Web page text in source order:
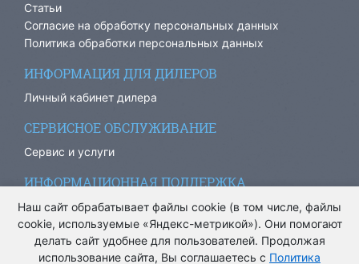
Статьи
Согласие на обработку персональных данных
Политика обработки персональных данных
ИНФОРМАЦИЯ ДЛЯ ДИЛЕРОВ
Личный кабинет дилера
СЕРВИСНОЕ ОБСЛУЖИВАНИЕ
Сервис и услуги
ИНФОРМАЦИОННАЯ ПОДДЕРЖКА
info@ariacom.ru
Наш сайт обрабатывает файлы cookie (в том числе, файлы
cookie, используемые «Яндекс-метрикой»). Они помогают
делать сайт удобнее для пользователей. Продолжая
использование сайта, Вы соглашаетесь с Политика